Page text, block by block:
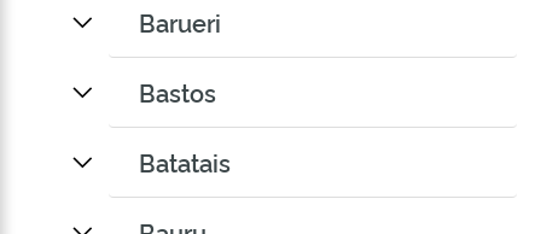
Barueri
Bastos
Batatais